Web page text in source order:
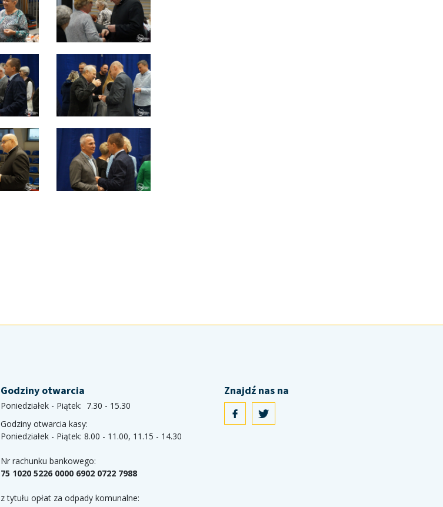
Godziny otwarcia
Poniedziałek - Piątek: 7.30 - 15.30
Godziny otwarcia kasy:
Poniedziałek - Piątek: 8.00 - 11.00, 11.15 - 14.30
Nr rachunku bankowego:
75 1020 5226 0000 6902 0722 7988
z tytułu opłat za odpady komunalne:
Znajdź nas na